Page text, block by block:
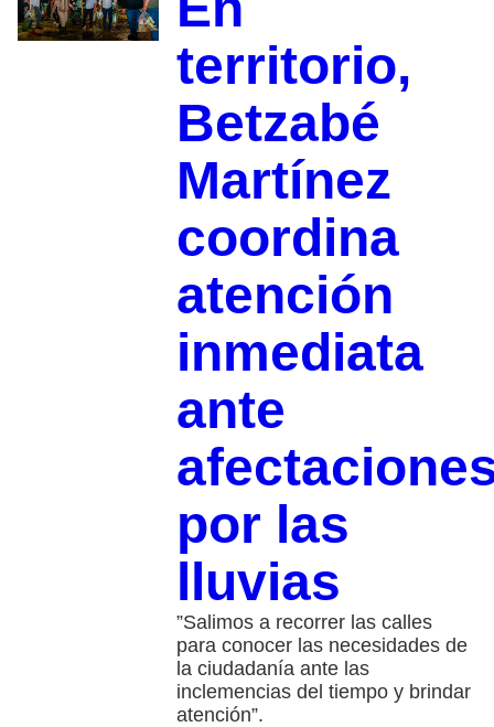
territorio,
Betzabé
Martínez
coordina
atención
inmediata
ante
por las
lluvias
”Salimos a recorrer las calles
para conocer las necesidades de
la ciudadanía ante las
inclemencias del tiempo y brindar
atención”.